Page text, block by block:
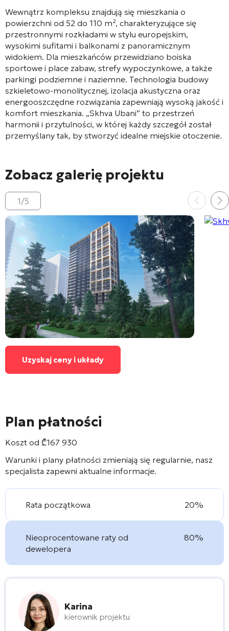
Wewnątrz kompleksu znajdują się mieszkania o
powierzchni od 52 do 110 m², charakteryzujące się
przestronnymi rozkładami w stylu europejskim,
wysokimi sufitami i balkonami z panoramicznym
widokiem. Dla mieszkańców przewidziano boiska
sportowe i place zabaw, strefy wypoczynkowe, a także
parkingi podziemne i naziemne. Technologia budowy
szkieletowo-monolitycznej, izolacja akustyczna oraz
energooszczędne rozwiązania zapewniają wysoką jakość i
komfort mieszkania. „Skhva Ubani” to przestrzeń
harmonii i przytulności, w której każdy szczegół został
przemyślany tak, by stworzyć idealne miejskie otoczenie.
Zobacz galerię projektu
1/5
Uzyskaj ceny i układy
Plan płatności
Koszt od ₾167 930
Warunki i plany płatności zmieniają się regularnie, nasz
specjalista zapewni aktualne informacje.
Rata początkowa 20%
Nieoprocentowane raty od
dewelopera
80%
Karina
kierownik projektu